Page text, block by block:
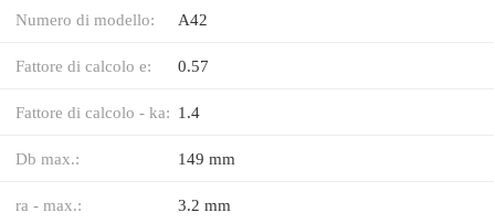
Numero di modello: A42
Fattore di calcolo e: 0.57
Fattore di calcolo - ka: 1.4
Db max.: 149 mm
ra - max.: 3.2 mm